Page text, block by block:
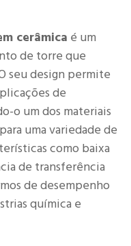
cerâmica é um
de torre que
seu design permite
de
o um dos materiais
uma variedade de
como baixa
de transferência
de desempenho
química e